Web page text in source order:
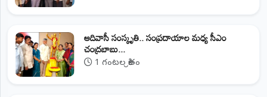
ఆదివాసీ సంస్కృతి.. సంప్రదాయాల మధ్య సీఎం
చంద్రబాబు...
1 గంటల క్రితం